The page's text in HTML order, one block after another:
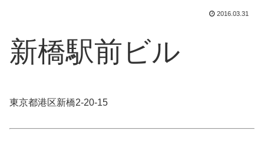
2016.03.31
新橋駅前ビル
東京都港区新橋2-20-15